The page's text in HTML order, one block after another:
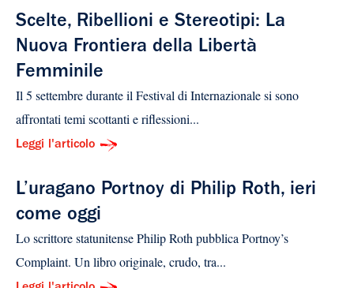
Scelte, Ribellioni e Stereotipi: La
Nuova Frontiera della Libertà
Femminile
Il 5 settembre durante il Festival di Internazionale si sono
affrontati temi scottanti e riflessioni...
Leggi l'articolo
L’uragano Portnoy di Philip Roth, ieri
come oggi
Lo scrittore statunitense Philip Roth pubblica Portnoy’s
Complaint. Un libro originale, crudo, tra...